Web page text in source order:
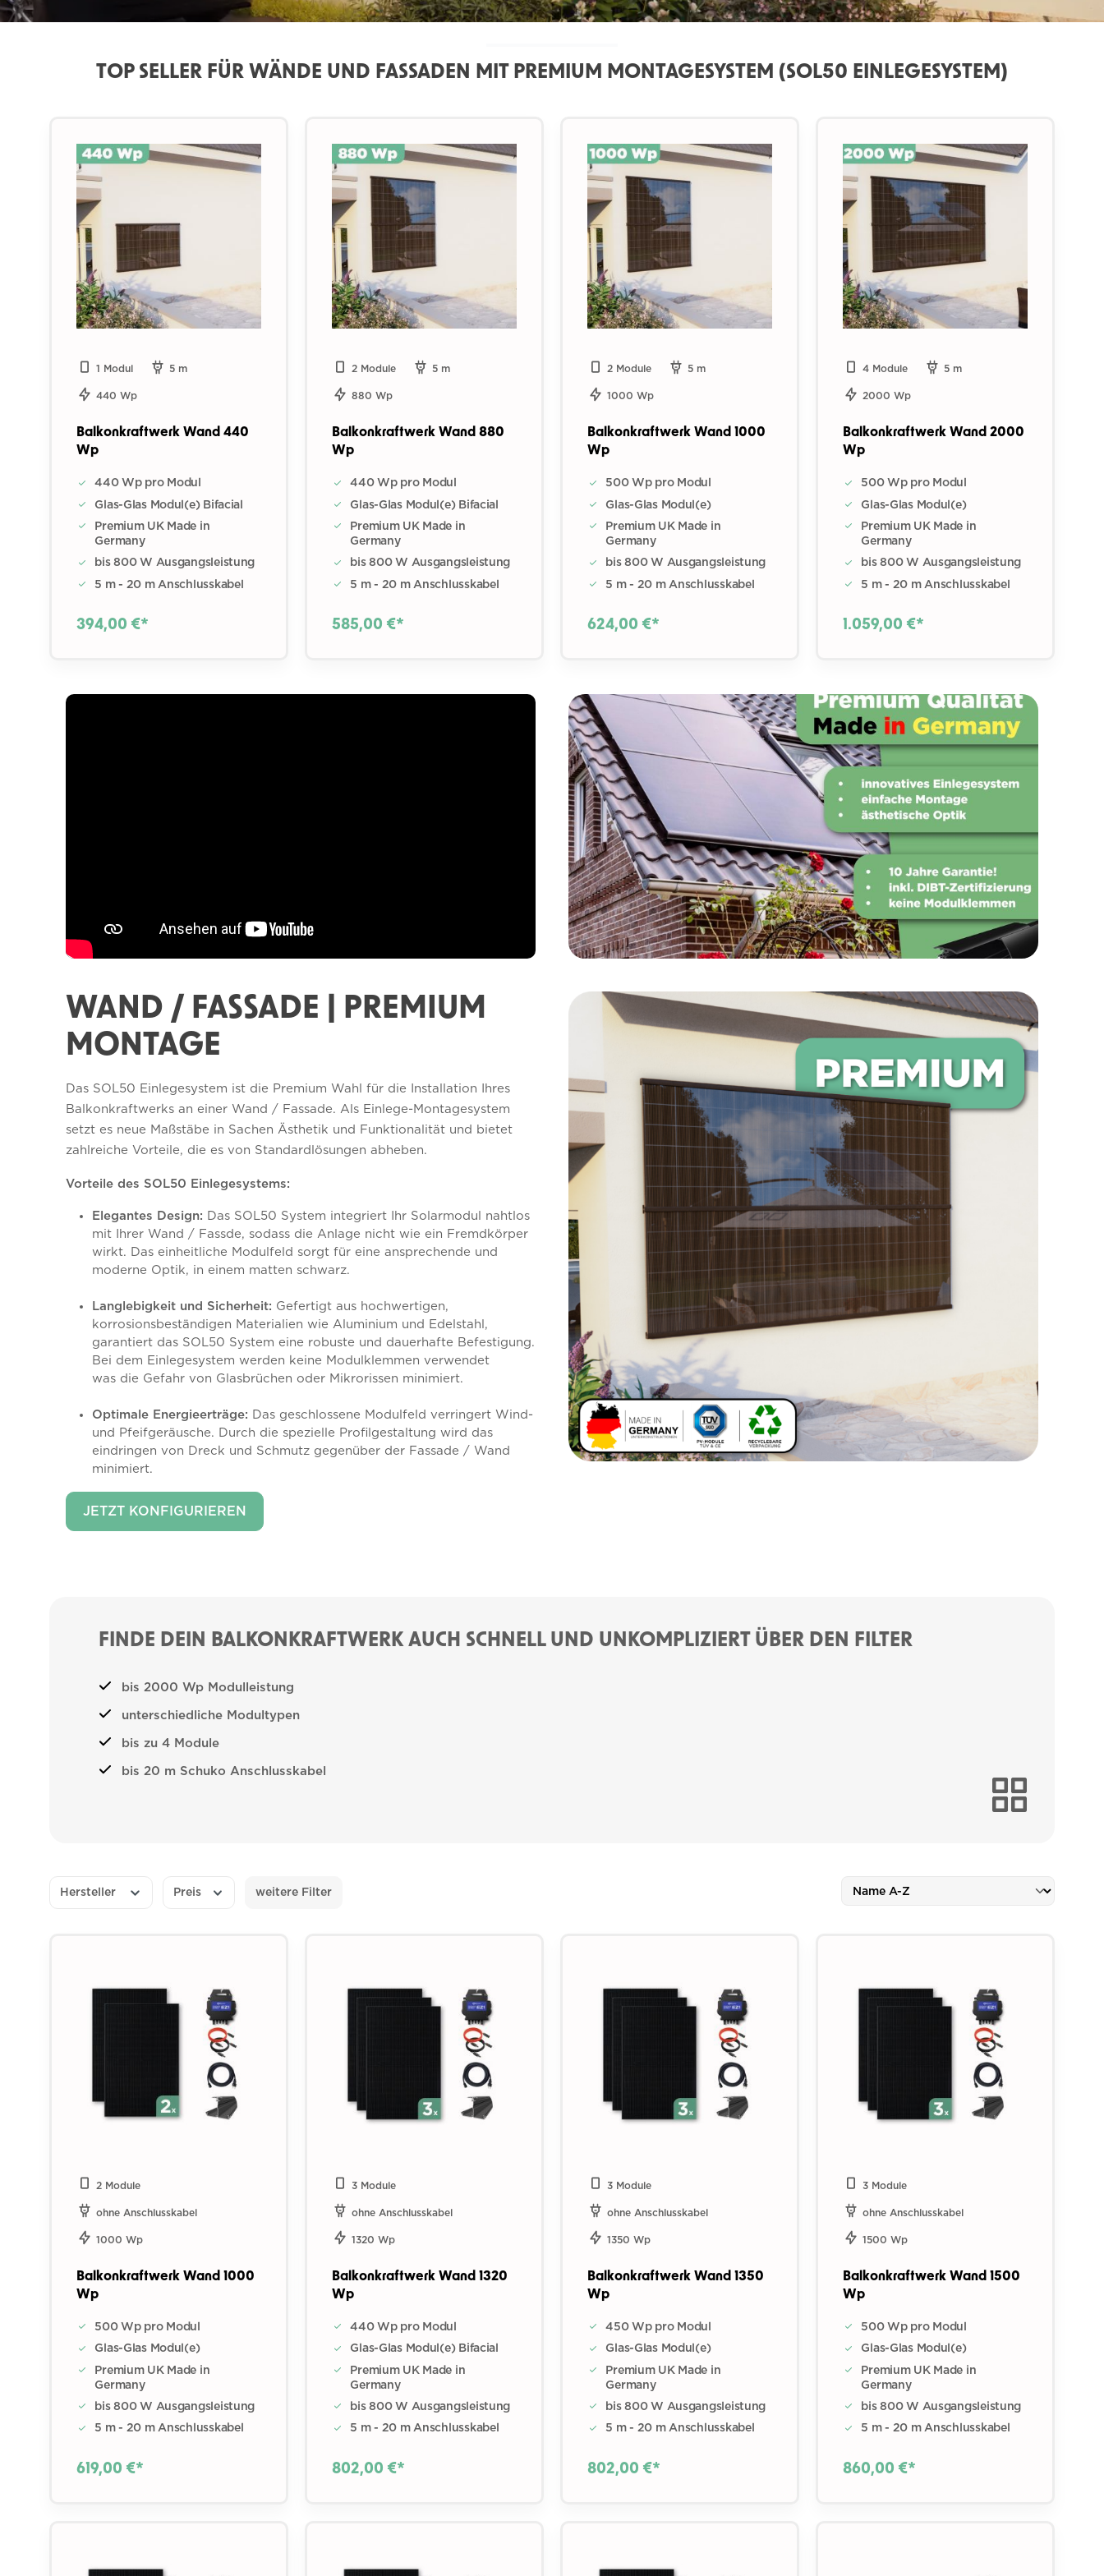
TOP SELLER FÜR WÄNDE UND FASSADEN MIT PREMIUM MONTAGESYSTEM (SOL50 EINLEGESYSTEM)
1 Modul 5 m
440 Wp
Balkonkraftwerk Wand 440
Wp
440 Wp pro Modul
Glas-Glas Modul(e) Bifacial
Premium UK Made in
Germany
bis 800 W Ausgangsleistung
5 m - 20 m Anschlusskabel
394,00 €*
2 Module 5 m
880 Wp
Balkonkraftwerk Wand 880
Wp
440 Wp pro Modul
Glas-Glas Modul(e) Bifacial
Premium UK Made in
Germany
bis 800 W Ausgangsleistung
5 m - 20 m Anschlusskabel
585,00 €*
2 Module 5 m
1000 Wp
Balkonkraftwerk Wand 1000
Wp
500 Wp pro Modul
Glas-Glas Modul(e)
Premium UK Made in
Germany
bis 800 W Ausgangsleistung
5 m - 20 m Anschlusskabel
624,00 €*
4 Module 5 m
2000 Wp
Balkonkraftwerk Wand 2000
Wp
500 Wp pro Modul
Glas-Glas Modul(e)
Premium UK Made in
Germany
bis 800 W Ausgangsleistung
5 m - 20 m Anschlusskabel
1.059,00 €*
WAND / FASSADE | PREMIUM
MONTAGE
Das SOL50 Einlegesystem ist die Premium Wahl für die Installation Ihres
Balkonkraftwerks an einer Wand / Fassade. Als Einlege-Montagesystem
setzt es neue Maßstäbe in Sachen Ästhetik und Funktionalität und bietet
zahlreiche Vorteile, die es von Standardlösungen abheben.
Vorteile des SOL50 Einlegesystems:
Elegantes Design: Das SOL50 System integriert Ihr Solarmodul nahtlos
mit Ihrer Wand / Fassde, sodass die Anlage nicht wie ein Fremdkörper
wirkt. Das einheitliche Modulfeld sorgt für eine ansprechende und
moderne Optik, in einem matten schwarz.
Langlebigkeit und Sicherheit: Gefertigt aus hochwertigen,
korrosionsbeständigen Materialien wie Aluminium und Edelstahl,
garantiert das SOL50 System eine robuste und dauerhafte Befestigung.
Bei dem Einlegesystem werden keine Modulklemmen verwendet
was die Gefahr von Glasbrüchen oder Mikrorissen minimiert.
Optimale Energieerträge: Das geschlossene Modulfeld verringert Wind-
und Pfeifgeräusche. Durch die spezielle Profilgestaltung wird das
eindringen von Dreck und Schmutz gegenüber der Fassade / Wand
minimiert.
JETZT KONFIGURIEREN
FINDE DEIN BALKONKRAFTWERK AUCH SCHNELL UND UNKOMPLIZIERT ÜBER DEN FILTER
bis 2000 Wp Modulleistung
unterschiedliche Modultypen
bis zu 4 Module
bis 20 m Schuko Anschlusskabel
Hersteller Preis weitere Filter
2 Module
ohne Anschlusskabel
1000 Wp
Balkonkraftwerk Wand 1000
Wp
500 Wp pro Modul
Glas-Glas Modul(e)
Premium UK Made in
Germany
bis 800 W Ausgangsleistung
5 m - 20 m Anschlusskabel
619,00 €*
3 Module
ohne Anschlusskabel
1320 Wp
Balkonkraftwerk Wand 1320
Wp
440 Wp pro Modul
Glas-Glas Modul(e) Bifacial
Premium UK Made in
Germany
bis 800 W Ausgangsleistung
5 m - 20 m Anschlusskabel
802,00 €*
3 Module
ohne Anschlusskabel
1350 Wp
Balkonkraftwerk Wand 1350
Wp
450 Wp pro Modul
Glas-Glas Modul(e)
Premium UK Made in
Germany
bis 800 W Ausgangsleistung
5 m - 20 m Anschlusskabel
802,00 €*
3 Module
ohne Anschlusskabel
1500 Wp
Balkonkraftwerk Wand 1500
Wp
500 Wp pro Modul
Glas-Glas Modul(e)
Premium UK Made in
Germany
bis 800 W Ausgangsleistung
5 m - 20 m Anschlusskabel
860,00 €*